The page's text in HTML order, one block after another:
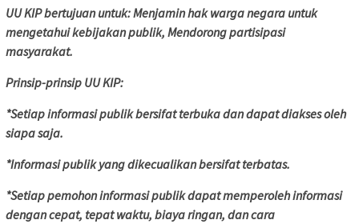
UU KIP bertujuan untuk: Menjamin hak warga negara untuk
mengetahui kebijakan publik, Mendorong partisipasi
masyarakat.
Prinsip-prinsip UU KIP:
*Setiap informasi publik bersifat terbuka dan dapat diakses oleh
siapa saja.
*Informasi publik yang dikecualikan bersifat terbatas.
*Setiap pemohon informasi publik dapat memperoleh informasi
dengan cepat, tepat waktu, biaya ringan, dan cara